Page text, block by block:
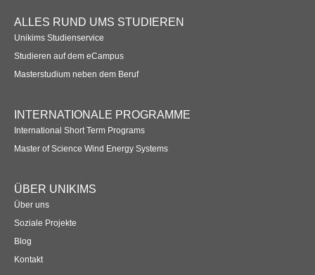
ALLES RUND UMS STUDIEREN
Unikims Studienservice
Studieren auf dem eCampus
Masterstudium neben dem Beruf
INTERNATIONALE PROGRAMME
International Short Term Programs
Master of Science Wind Energy Systems
ÜBER UNIKIMS
Über uns
Soziale Projekte
Blog
Kontakt